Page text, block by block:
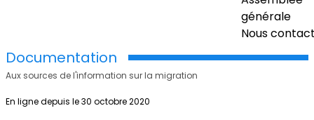
générale
Nous
Documentation
Aux sources de l'information sur la migration
En ligne depuis le 30 octobre 2020